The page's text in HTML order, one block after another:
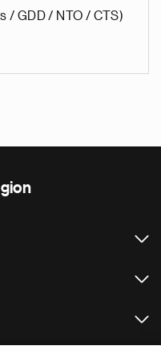
/ GDD / NTO / CTS)